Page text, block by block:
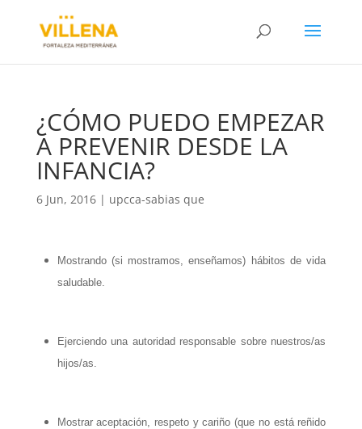
¿CÓMO PUEDO EMPEZAR
A PREVENIR DESDE LA
INFANCIA?
6 Jun, 2016| upcca-sabias que
Mostrando (si mostramos, enseñamos) hábitos de vida
saludable.
Ejerciendo una autoridad responsable sobre nuestros/as
hijos/as.
Mostrar aceptación, respeto y cariño (que no está reñido